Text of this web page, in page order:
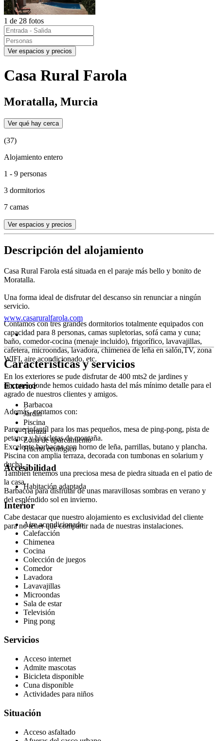
1 de 28 fotos
Ver espacios y precios
Casa Rural Farola
Moratalla, Murcia
Ver qué hay cerca
(37)
Alojamiento entero
1 - 9 personas
3 dormitorios
7 camas
Ver espacios y precios
Descripción del alojamiento
Casa Rural Farola está situada en el paraje más bello y bonito de
Moratalla.
Una forma ideal de disfrutar del descanso sin renunciar a ningún
servicio.
Contamos con tres grandes dormitorios totalmente equipados con
capacidad para 8 personas, camas supletorias, sofá cama y cuna;
baño, comedor-cocina (menaje incluido), frigorífico, lavavajillas,
cafetera, microondas, lavadora, chimenea de leña en salón,TV, zona
WIFI, aire acondicionado, etc.
En los exteriores se pude disfrutar de 400 mts2 de jardines y
rincones donde hemos cuidado hasta del más mínimo detalle para el
agrado de nuestros clientes y amigos.
Además, contamos con:
Parque infantíl para los mas pequeños, mesa de ping-pong, pista de
petanca y bicicletas de montaña.
Excelente barbacoa con horno de leña, parrillas, butano y plancha.
Piscina con amplia terraza, decorada con tumbonas en solarium y
ducha.
También tenemos una preciosa mesa de piedra situada en el patio de
la casa.
Barbacoa para disfrutar de unas maravillosas sombras en verano y
del espléndido sol en invierno.
Cabe destacar que nuestro alojamiento es exclusividad del cliente
para no tener que compartir nada de nuestras instalaciones.
www.casaruralfarola.com
Características y servicios
Exterior
Barbacoa
Jardín
Piscina
Terraza
Zona de aparcamiento
Huerto ecológico
Accesibilidad
Habitación adaptada
Interior
Aire acondicionado
Calefacción
Chimenea
Cocina
Colección de juegos
Comedor
Lavadora
Lavavajillas
Microondas
Sala de estar
Televisión
Ping pong
Servicios
Acceso internet
Admite mascotas
Bicicleta disponible
Cuna disponible
Actividades para niños
Situación
Acceso asfaltado